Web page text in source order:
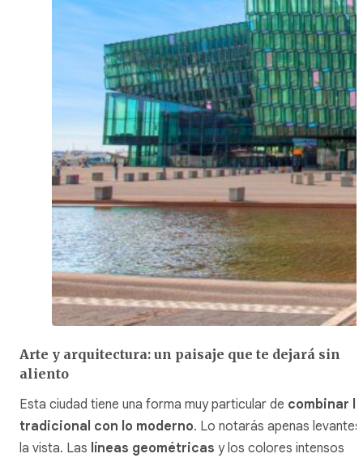
Arte y arquitectura: un paisaje que te dejará sin
aliento
Esta ciudad tiene una forma muy particular de combinar lo
tradicional con lo moderno. Lo notarás apenas levantes
la vista. Las líneas geométricas y los colores intensos